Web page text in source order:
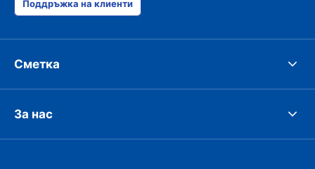
Поддръжка на клиенти
Сметка
За нас